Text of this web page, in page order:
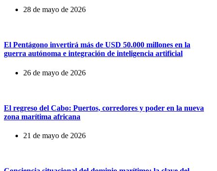
28 de mayo de 2026
El Pentágono invertirá más de USD 50.000 millones en la
guerra autónoma e integración de inteligencia artificial
26 de mayo de 2026
El regreso del Cabo: Puertos, corredores y poder en la nueva
zona marítima africana
21 de mayo de 2026